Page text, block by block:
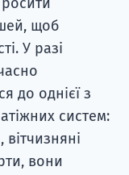
щоб
У разі
до однієї з
систем:
вони